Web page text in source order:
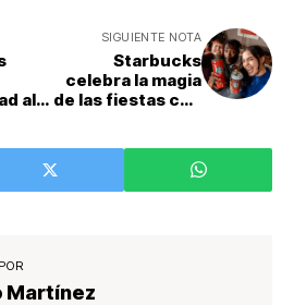
al
SIGUIENTE NOTA
Starbucks
celebra la magia
de las fiestas con
Martínez